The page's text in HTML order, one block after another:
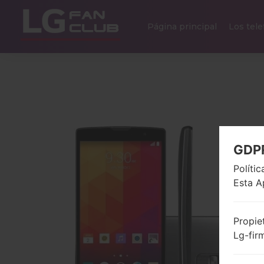
Página principal Los
Esta
Lg-